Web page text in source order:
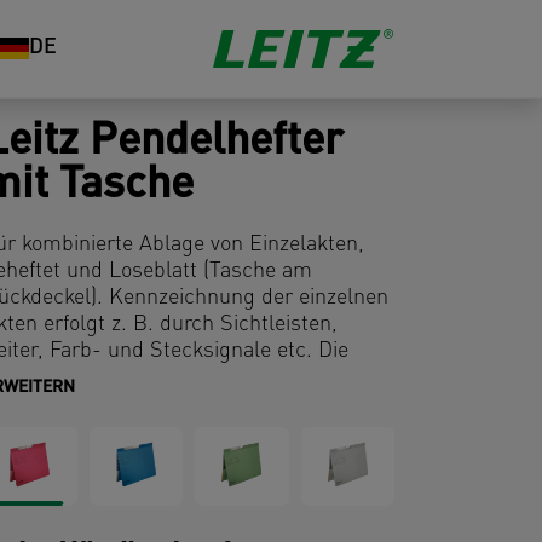
DE
Pendelhefter
Tasche
kombinierte Ablage von Einzelakten,
und Loseblatt (Tasche am
Kennzeichnung der einzelnen
erfolgt z. B. durch Sichtleisten,
Farb- und Stecksignale etc. Die
der Standard-